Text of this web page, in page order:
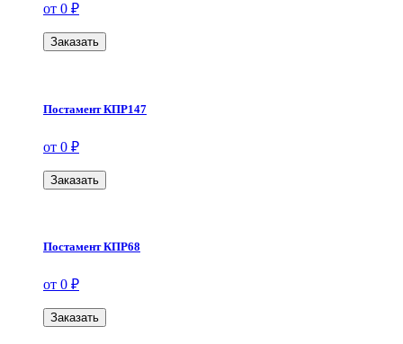
от 0 ₽
Заказать
Постамент КПР147
от 0 ₽
Заказать
Постамент КПР68
от 0 ₽
Заказать